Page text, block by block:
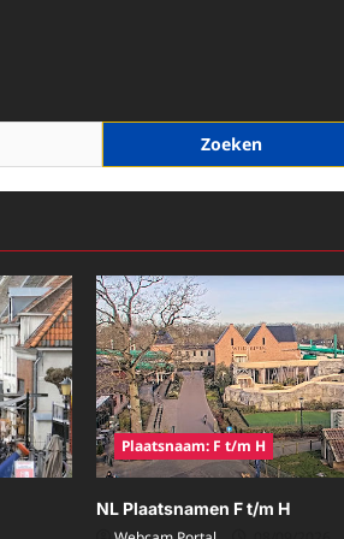
Plaatsnaam: F t/m H
NL Plaatsnamen F t/m H